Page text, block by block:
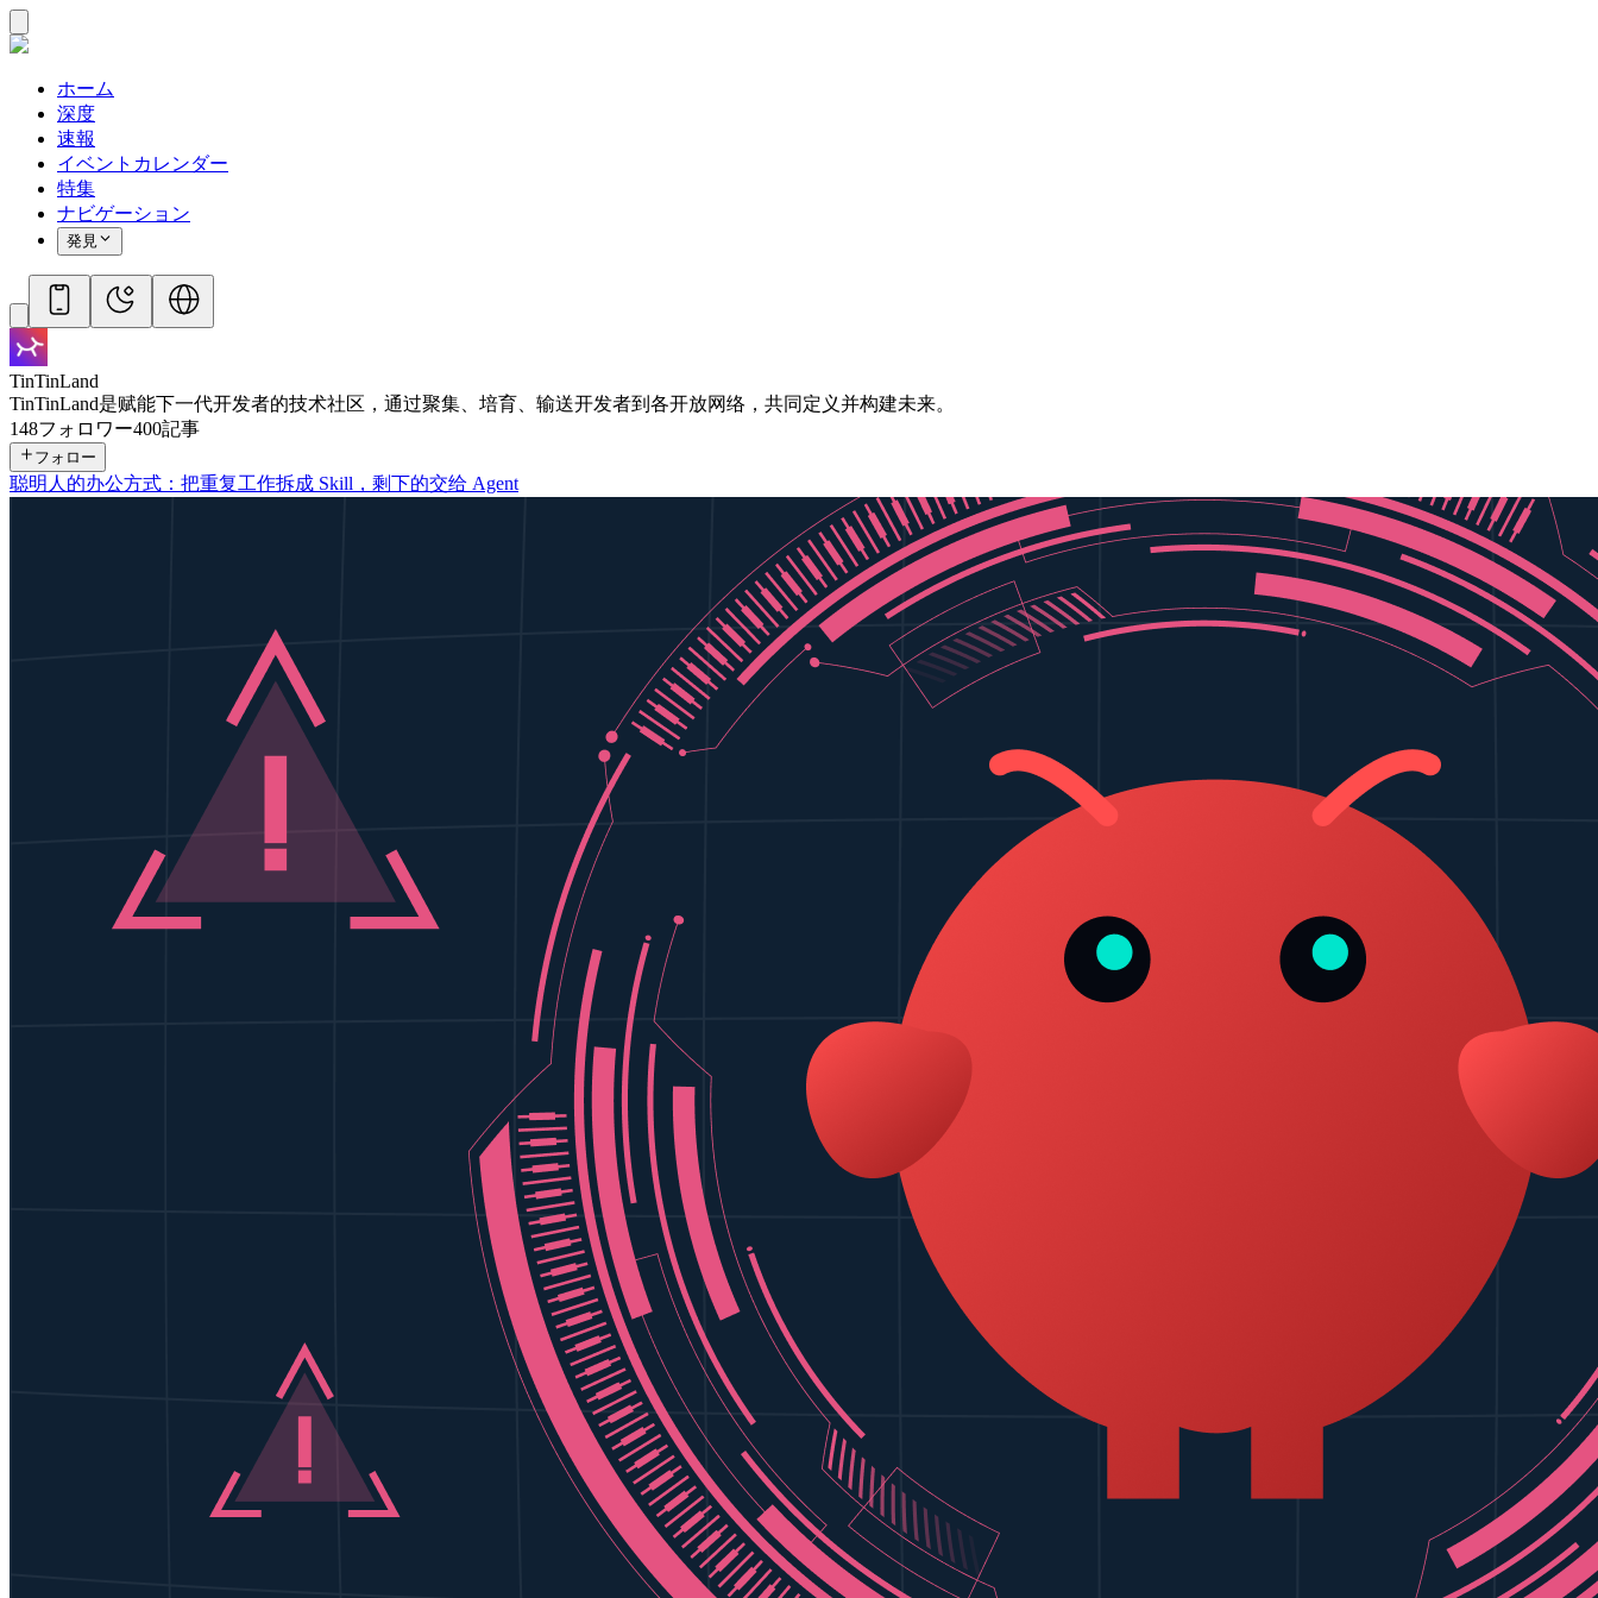
ホーム
深度
速報
イベントカレンダー
特集
ナビゲーション
発見
TinTinLand
TinTinLand是赋能下一代开发者的技术社区，通过聚集、培育、输送开发者到各开放网络，共同定义并构建未来。
148フォロワー400記事
フォロー
聪明人的办公方式：把重复工作拆成 Skill，剩下的交给 Agent